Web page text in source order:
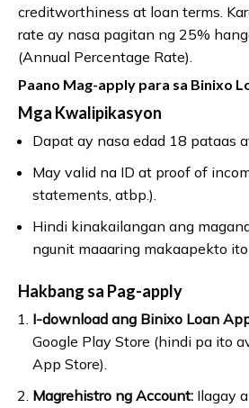
creditworthiness at loan terms.
rate ay nasa pagitan ng 25%
(Annual Percentage Rate).
Paano Mag-apply para sa Binixo
Mga Kwalipikasyon
Dapat ay nasa edad 18 pataas
May valid na ID at proof of
statements, atbp.).
Hindi kinakailangan ang
ngunit maaaring makaapekto
Hakbang sa Pag-apply
I-download ang Binixo Loan
Google Play Store (hindi pa ito
App Store).
Magrehistro ng Account:Ilagay